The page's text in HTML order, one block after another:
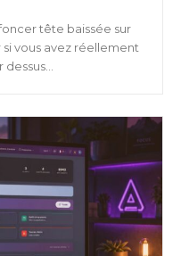
tête baissée sur
vous avez réellement